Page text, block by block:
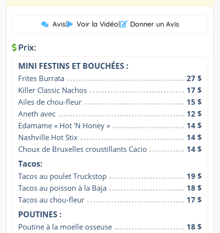
Avis| Voir la Vidéo| Donner un Avis
Prix:
MINI FESTINS ET BOUCHÉES :
Frites Burrata
27 $
Killer Classic Nachos
17 $
Ailes de chou-fleur
15 $
Aneth avec
12 $
Edamame « Hot 'N Honey »
14 $
Nashville Hot Stix
14 $
Choux de Bruxelles croustillants Cacio
14 $
Tacos:
Tacos au poulet Truckstop
19 $
Tacos au poisson à la Baja
18 $
Tacos au chou-fleur
17 $
POUTINES :
Poutine à la moelle osseuse
18 $